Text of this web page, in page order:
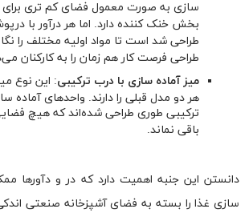
سازی به صورت معمول فضای کم تری برای
بخش خنک کننده دارد. اما هر درآور با
طراحی شد است تا مواد اولیه مختلف را
طراحی فرصت کار هم زمان را به کارکنان
میز آماده سازی با درب ترکیبی: این نوع
هر دو مدل قبلی را دارند. واحدهای آماده
ترکیبی طوری طراحی شده‌اند که هیچ
باقی نماند.
دانستن این جنبه اهمیت دارد که در و دآورها
سازی غذا را بسته به فضای آشپزخانه صنعتی